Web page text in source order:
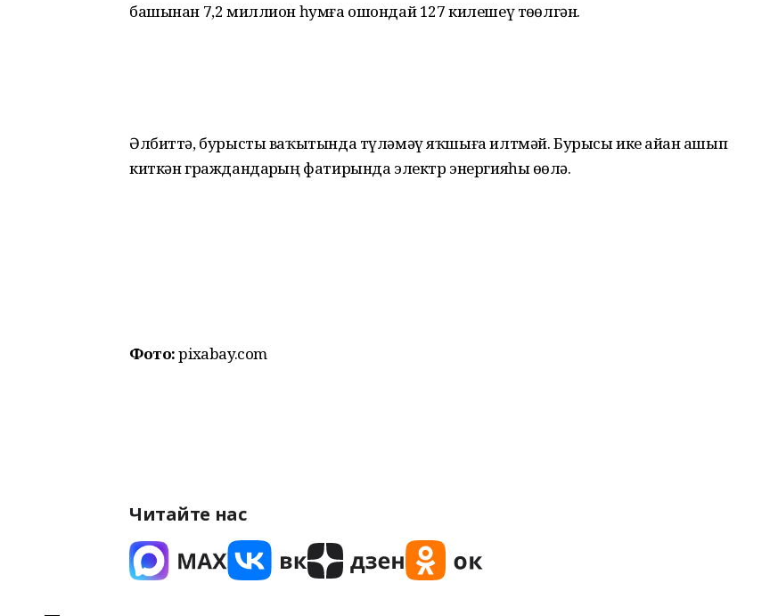
башынан 7,2 миллион һумға ошондай 127 килешеү төҙөлгән.
Әлбиттә, бурысты ваҡытында түләмәү яҡшыға илтмәй. Бурысы ике айҙан ашып
киткән граждандарҙың фатирында электр энергияһы өҙөлә.
Фото:pixabay.com
Читайте нас